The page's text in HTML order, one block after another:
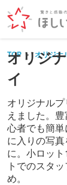
TOP オリジナ
オリジ
イ
オリジナル
えました。
心者でも簡
に入りの写
に。小ロッ
トでのスタ
め。